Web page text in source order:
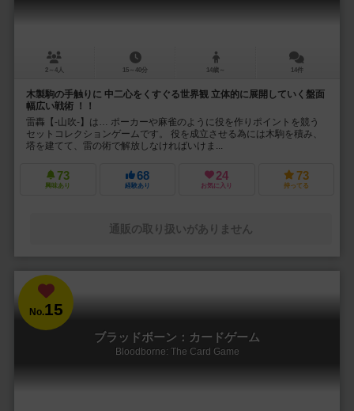
2～4人 15～40分 14歳～ 14件
木製駒の手触りに 中二心をくすぐる世界観 立体的に展開していく盤面
幅広い戦術 ！！
雷轟【-山吹-】は… ポーカーや麻雀のように役を作りポイントを競う
セットコレクションゲームです。 役を成立させる為には木駒を積み、
塔を建てて、雷の術で解放しなければいけま...
73
興味あり
68
経験あり
24
お気に入り
73
持ってる
通販の取り扱いがありません
No.15
ブラッドボーン：カードゲーム
Bloodborne: The Card Game